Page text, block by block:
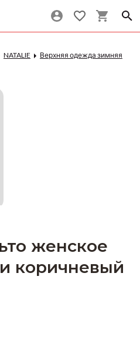
NATALIE Верхняя одежда зимняя
женское
коричневый